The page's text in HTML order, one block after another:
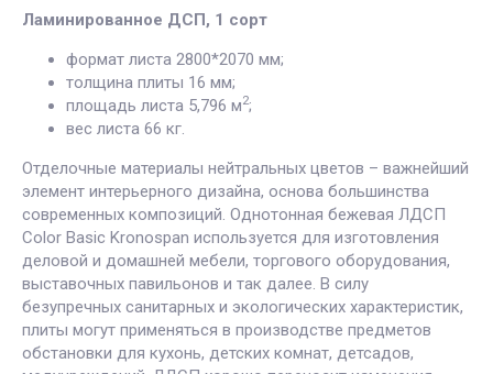
Ламинированное ДСП, 1 сорт
формат листа 2800*2070 мм;
толщина плиты 16 мм;
площадь листа 5,796 м2;
вес листа 66 кг.
Отделочные материалы нейтральных цветов – важнейший
элемент интерьерного дизайна, основа большинства
современных композиций. Однотонная бежевая ЛДСП
Color Basic Kronospan используется для изготовления
деловой и домашней мебели, торгового оборудования,
выставочных павильонов и так далее. В силу
безупречных санитарных и экологических характеристик,
плиты могут применяться в производстве предметов
обстановки для кухонь, детских комнат, детсадов,